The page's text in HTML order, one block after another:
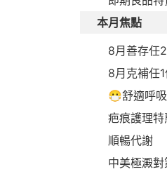
本月焦點
8月善存任
8月克補任
😷舒適呼
疤痕護理特
順暢代謝
中美極澱對